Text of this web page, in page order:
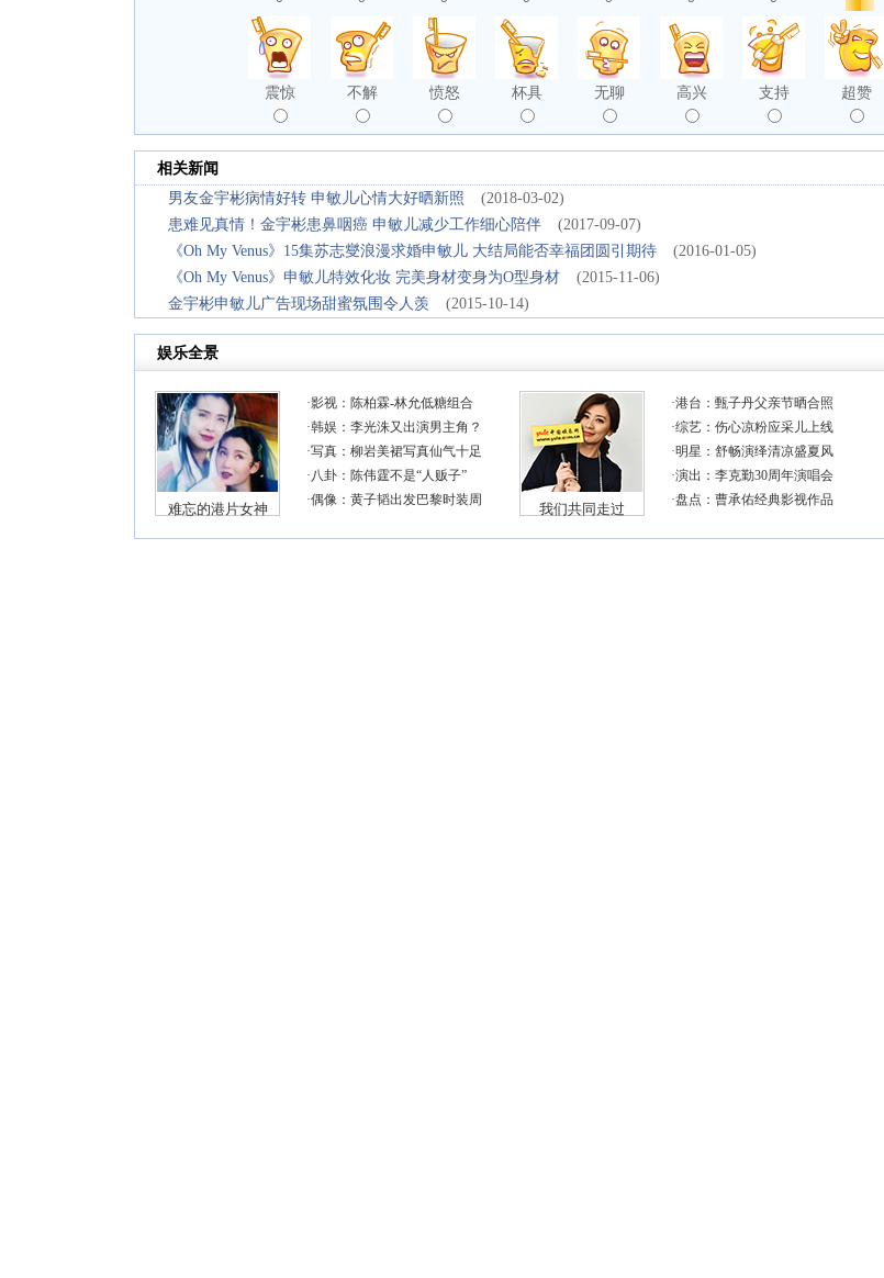
震惊 不解 愤怒 杯具 无聊 高兴 支持 超赞
相关新闻
男友金宇彬病情好转 申敏儿心情大好晒新照
(2018-03-02)
患难见真情！金宇彬患鼻咽癌 申敏儿减少工作细心陪伴
(2017-09-07)
《Oh My Venus》15集苏志燮浪漫求婚申敏儿 大结局能否幸福团圆引期待
(2016-01-05)
《Oh My Venus》申敏儿特效化妆 完美身材变身为O型身材
(2015-11-06)
金宇彬申敏儿广告现场甜蜜氛围令人羡
(2015-10-14)